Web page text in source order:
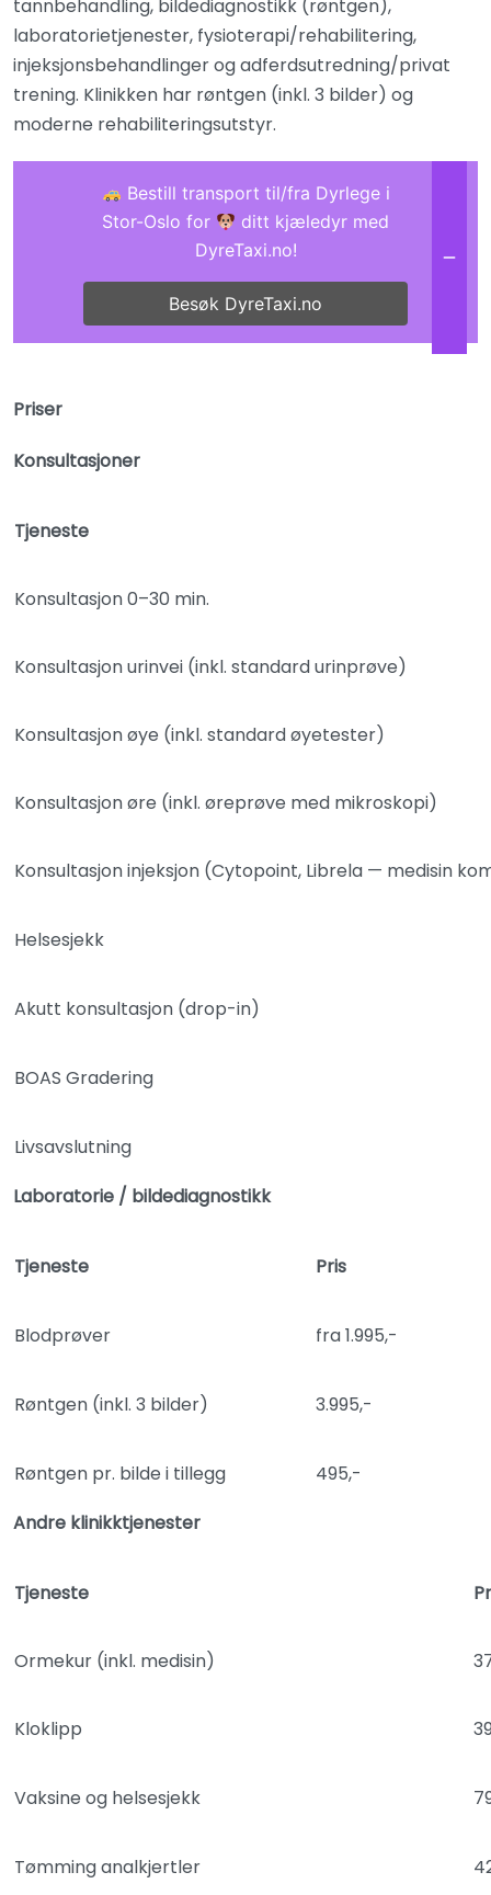
tannbehandling, bildediagnostikk (røntgen),
laboratorietjenester, fysioterapi/rehabilitering,
injeksjonsbehandlinger og adferdsutredning/privat
trening. Klinikken har røntgen (inkl. 3 bilder) og
moderne rehabiliteringsutstyr.
Bestill transport til/fra Dyrlege i
Stor-Oslo for
ditt kjæledyr med
DyreTaxi.no!
Besøk DyreTaxi.no
Priser
Konsultasjoner
Tjeneste
Konsultasjon 0–30 min.
Konsultasjon urinvei (inkl. standard urinprøve)
Konsultasjon øye (inkl. standard øyetester)
Konsultasjon øre (inkl. øreprøve med mikroskopi)
Konsultasjon injeksjon (Cytopoint, Librela — medisin
Helsesjekk
Akutt konsultasjon (drop-in)
BOAS Gradering
Livsavslutning
Laboratorie / bildediagnostikk
Tjeneste Pris
Blodprøver fra 1.995,-
Røntgen (inkl. 3 bilder) 3.995,-
Røntgen pr. bilde i tillegg
495,-
Andre klinikktjenester
Tjeneste
Ormekur (inkl. medisin)
Kloklipp
Vaksine og helsesjekk
Tømming analkjertler